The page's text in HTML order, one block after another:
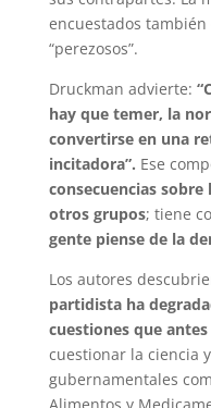
encuestados
“perezosos”.
Druckman advierte:
hay que temer, la
convertirse en una
incitadora”. Ese
consecuencias
otros grupos; tiene
gente piense de la
Los autores
partidista ha
cuestiones que
cuestionar la ciencia
gubernamentales
Alimentos y